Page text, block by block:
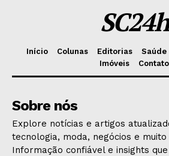
SC24h
Início Colunas Editorias Saúde
Imóveis
Contato
Sobre nós
Explore notícias e artigos
tecnologia, moda, negócios e muito
Informação confiável e insights